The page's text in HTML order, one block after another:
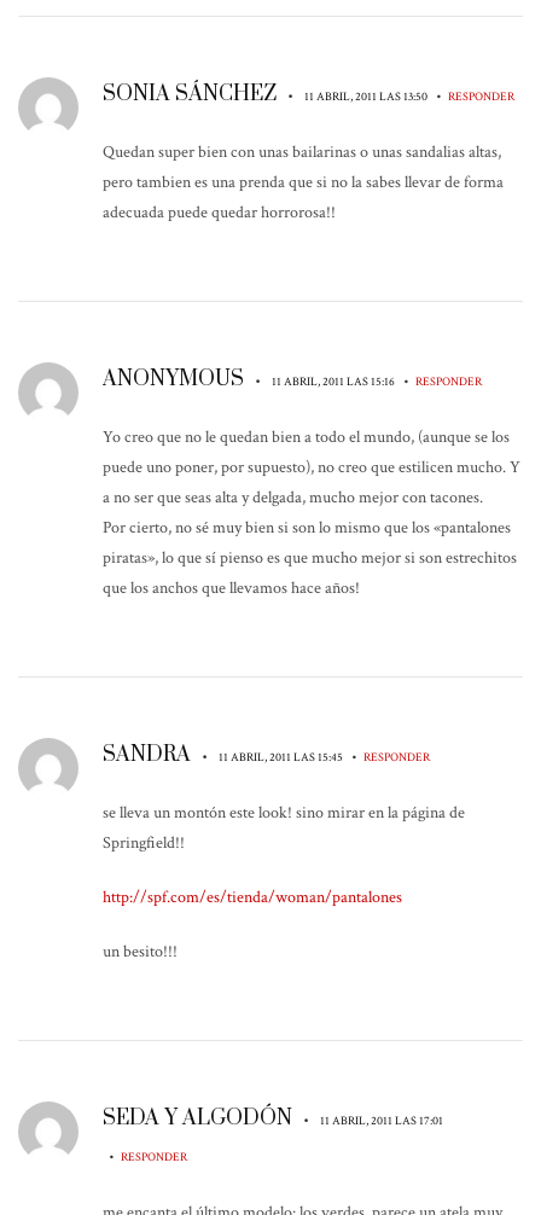
SONIA SÁNCHEZ • 11 ABRIL, 2011 LAS 13:50 • RESPONDER
Quedan super bien con unas bailarinas o unas sandalias altas,
pero tambien es una prenda que si no la sabes llevar de forma
adecuada puede quedar horrorosa!!
ANONYMOUS • 11 ABRIL, 2011 LAS 15:16 • RESPONDER
Yo creo que no le quedan bien a todo el mundo, (aunque se los
puede uno poner, por supuesto), no creo que estilicen mucho. Y
a no ser que seas alta y delgada, mucho mejor con tacones.
Por cierto, no sé muy bien si son lo mismo que los «pantalones
piratas», lo que sí pienso es que mucho mejor si son estrechitos
que los anchos que llevamos hace años!
SANDRA • 11 ABRIL, 2011 LAS 15:45 • RESPONDER
se lleva un montón este look! sino mirar en la página de
Springfield!!
http://spf.com/es/tienda/woman/pantalones
un besito!!!
SEDA Y ALGODÓN • 11 ABRIL, 2011 LAS 17:01
• RESPONDER